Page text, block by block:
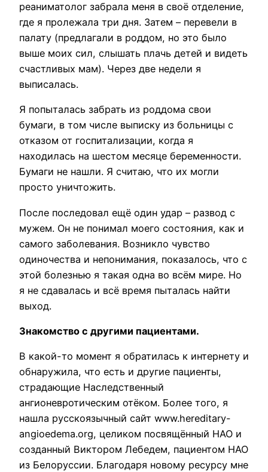
реаниматолог забрала меня в своё отделение,
где я пролежала три дня. Затем – перевели в
палату (предлагали в роддом, но это было
выше моих сил, слышать плачь детей и видеть
счастливых мам). Через две недели я
выписалась.
Я попыталась забрать из роддома свои
бумаги, в том числе выписку из больницы с
отказом от госпитализации, когда я
находилась на шестом месяце беременности.
Бумаги не нашли. Я считаю, что их могли
просто уничтожить.
После последовал ещё один удар – развод с
мужем. Он не понимал моего состояния, как и
самого заболевания. Возникло чувство
одиночества и непонимания, показалось, что с
этой болезнью я такая одна во всём мире. Но
я не сдавалась и всё время пыталась найти
выход.
Знакомство с другими пациентами.
В какой-то момент я обратилась к интернету и
обнаружила, что есть и другие пациенты,
страдающие Наследственный
ангионевротическим отёком. Более того, я
нашла русскоязычный сайт www.hereditary-
angioedema.org, целиком посвящённый НАО и
созданный Виктором Лебедем, пациентом НАО
из Белоруссии. Благодаря новому ресурсу мне